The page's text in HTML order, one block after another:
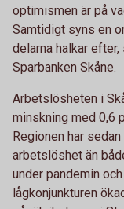
optimismen är på
Samtidigt syns en
delarna halkar efter,
Sparbanken Skåne.
Arbetslösheten i
minskning med 0,6
Regionen har
arbetslöshet än
under pandemin
lågkonjunkturen